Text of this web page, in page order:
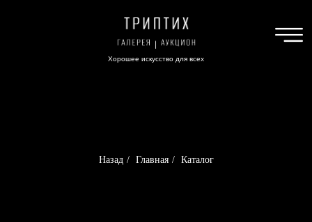
Хорошее искусство для всех
Назад / Главная / Каталог